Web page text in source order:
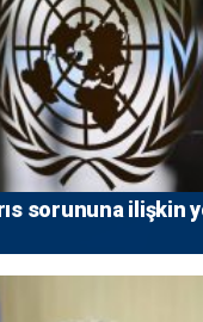
sorununa ilişkin